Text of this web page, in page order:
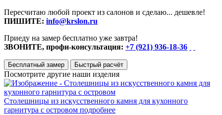
Пересчитаю любой проект из салонов и сделаю... дешевле!
ПИШИТЕ: info@krslon.ru
Приеду на замер бесплатно уже завтра!
ЗВОНИТЕ, профи-консультация: +7 (921) 936-18-36
Бесплатный замер Быстрый расчёт
Посмотрите другие наши изделия
Столешницы из искусственного камня для кухонного
гарнитура с островом подробнее